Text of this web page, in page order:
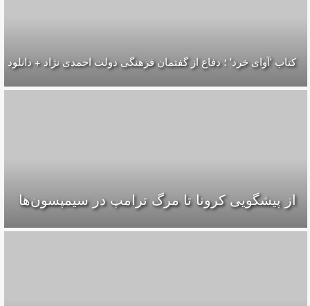
کتاب 'آوای خرد' ؛ دفاع از گفتمان فرهنگی دولت احمدی نژاد + دانلود
از پیشگویی کرونا تا مرگ ترامپ در سیمپسون‌ها